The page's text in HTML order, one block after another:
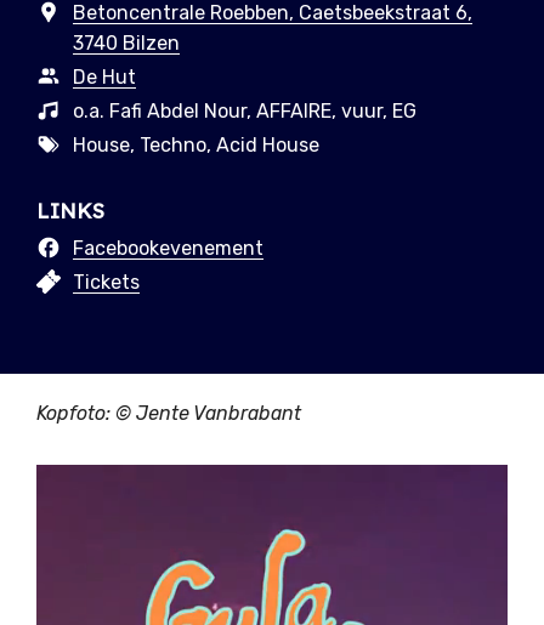
Betoncentrale Roebben, Caetsbeekstraat 6,
3740 Bilzen
De Hut
o.a. Fafi Abdel Nour, AFFAIRE, vuur, EG
House, Techno, Acid House
LINKS
Facebookevenement
Tickets
Kopfoto: © Jente Vanbrabant